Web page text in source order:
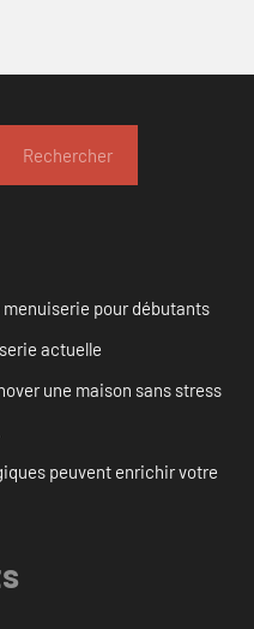
Rechercher
pour débutants
actuelle
une maison sans stress
peuvent enrichir votre